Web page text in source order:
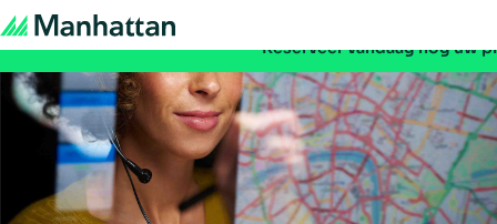
Reserveer vandaag nog uw